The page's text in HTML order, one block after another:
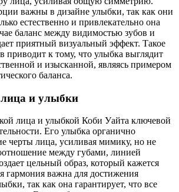
важны в дизайне улыбки, так как они
естественно и привлекательно она
баланс между видимостью зубов и
приятный визуальный эффект. Такое
приводит к тому, что улыбка выглядит
и изысканной, являясь примером
баланса.
лица и улыбки
лица и улыбкой Коби Уайта ключевой
Его улыбка органично
черты лица, усиливая мимику, но не
между губами, линией
цельный образ, который кажется
гармония важна для достижения
так как она гарантирует, что все